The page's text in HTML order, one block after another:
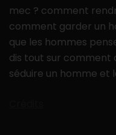
mec ? comment
comment garder un
que les hommes
dis tout sur comment
séduire un homme et